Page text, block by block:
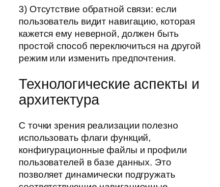
3) Отсутствие обратной связи: если
пользователь видит навигацию, которая
кажется ему неверной, должен быть
простой способ переключиться на другой
режим или изменить предпочтения.
Технологические аспекты и
архитектура
С точки зрения реализации полезно
использовать флаги функций,
конфигурационные файлы и профили
пользователей в базе данных. Это
позволяет динамически подгружать